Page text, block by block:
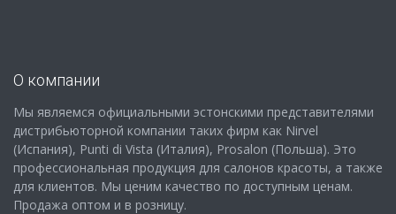
О компании
Мы являемся официальными эстонскими представителями
дистрибьюторной компании таких фирм как Nirvel
(Испания), Punti di Vista (Италия), Prosalon (Польша). Это
профессиональная продукция для салонов красоты, а также
для клиентов. Мы ценим качество по доступным ценам.
Продажа оптом и в розницу.